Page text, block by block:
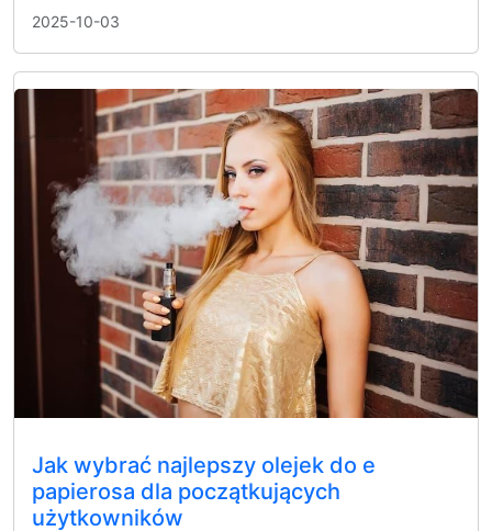
2025-10-03
Jak wybrać najlepszy olejek do e
papierosa dla początkujących
użytkowników